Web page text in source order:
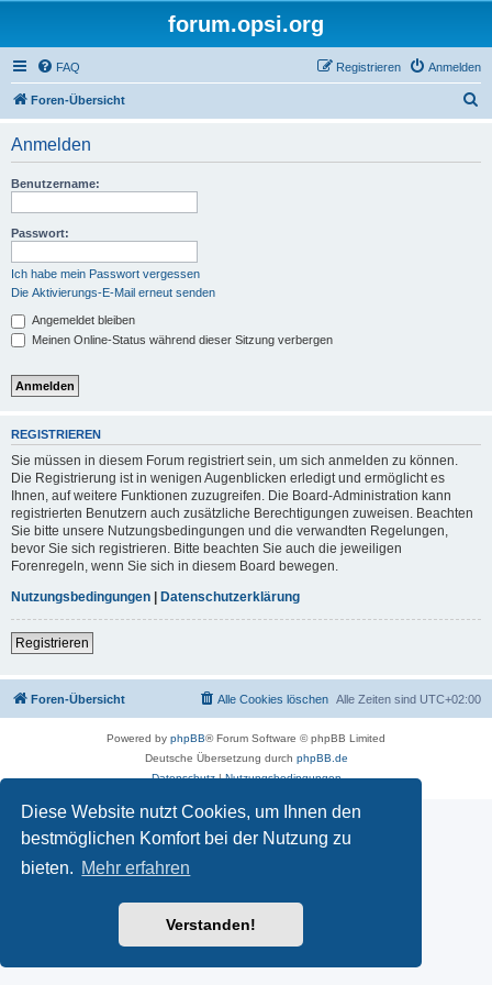
Diese Website nutzt Cookies, um Ihnen den
bestmöglichen Komfort bei der Nutzung zu
bieten. Mehr erfahren
Verstanden!
forum.opsi.org
FAQ Anmelden
Registrieren
Foren-Übersicht
Anmelden
Benutzername:
Passwort:
Ich habe mein Passwort vergessen
Die Aktivierungs-E-Mail erneut senden
Angemeldet bleiben
Meinen Online-Status während dieser Sitzung verbergen
REGISTRIEREN
Sie müssen in diesem Forum registriert sein, um sich anmelden zu können.
Die Registrierung ist in wenigen Augenblicken erledigt und ermöglicht es
Ihnen, auf weitere Funktionen zuzugreifen. Die Board-Administration kann
registrierten Benutzern auch zusätzliche Berechtigungen zuweisen. Beachten
Sie bitte unsere Nutzungsbedingungen und die verwandten Regelungen,
bevor Sie sich registrieren. Bitte beachten Sie auch die jeweiligen
Forenregeln, wenn Sie sich in diesem Board bewegen.
Nutzungsbedingungen | Datenschutzerklärung
Registrieren
Foren-Übersicht Alle Zeiten sind UTC+02:00
Alle Cookies löschen
Powered by phpBB® Forum Software © phpBB Limited
Deutsche Übersetzung durch phpBB.de
Datenschutz|Nutzungsbedingungen